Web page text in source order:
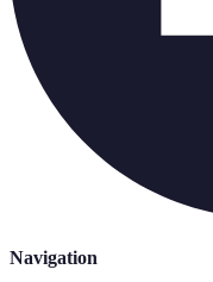
Navigation